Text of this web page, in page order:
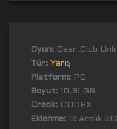
Oyun: Gear.Club
Tür: Yarış
Platform: PC
Boyut: 10.91 GB
Crack: CODEX
Eklenme: 12 Aralık